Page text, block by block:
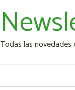
Todas las